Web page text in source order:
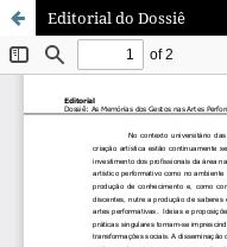
Editorial do Dossiê